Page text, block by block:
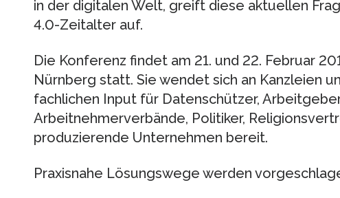
in der digitalen Welt, greift diese aktuellen
4.0-Zeitalter auf.
Die Konferenz findet am 21. und 22. Februar
Nürnberg statt. Sie wendet sich an Kanzleien
fachlichen Input für Datenschützer,
Arbeitnehmerverbände, Politiker,
produzierende Unternehmen bereit.
Praxisnahe Lösungswege werden